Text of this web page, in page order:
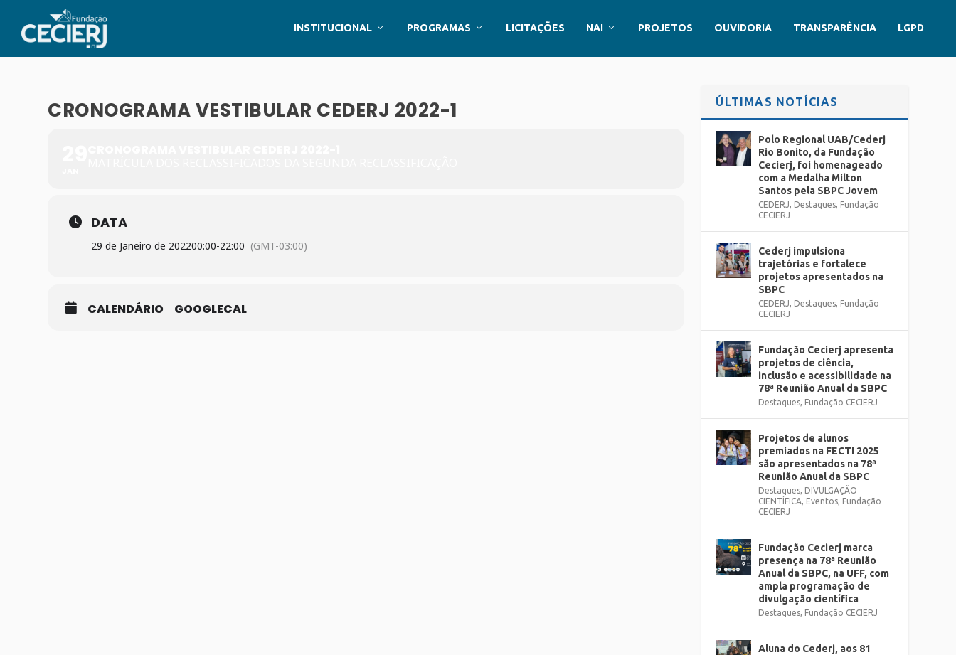
INSTITUCIONAL PROGRAMAS LICITAÇÕES NAI PROJETOS OUVIDORIA TRANSPARÊNCIA LGPD
CRONOGRAMA VESTIBULAR CEDERJ 2022-1
DATA
29 de Janeiro de 202200:00-22:00 (GMT-03:00)
CALENDÁRIO GOOGLECAL
ÚLTIMAS NOTÍCIAS
Polo Regional UAB/Cederj
Rio Bonito, da Fundação
Cecierj, foi homenageado
com a Medalha Milton
Santos pela SBPC Jovem
CEDERJ, Destaques, Fundação
CECIERJ
Cederj impulsiona
trajetórias e fortalece
projetos apresentados na
SBPC
CEDERJ, Destaques, Fundação
CECIERJ
Fundação Cecierj apresenta
projetos de ciência,
inclusão e acessibilidade na
78ª Reunião Anual da SBPC
Destaques, Fundação CECIERJ
Projetos de alunos
premiados na FECTI 2025
são apresentados na 78ª
Reunião Anual da SBPC
Destaques, DIVULGAÇÃO
CIENTÍFICA, Eventos, Fundação
CECIERJ
Fundação Cecierj marca
presença na 78ª Reunião
Anual da SBPC, na UFF, com
ampla programação de
divulgação científica
Destaques, Fundação CECIERJ
Aluna do Cederj, aos 81